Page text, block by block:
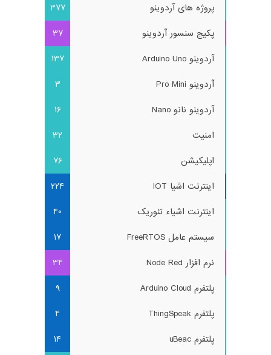
پروژه های آردوینو
377
پکیج سنسور آردوینو
37
آردوینو Arduino Uno
137
آردوینو Pro Mini
3
آردوینو نانو Nano
16
امنیت
32
اپلیکیشن
76
اینترنت اشیا IOT
224
اینترنت اشیاء تئوریک
40
سیستم عامل FreeRTOS
17
نرم افزار Node Red
34
پلتفرم Arduino Cloud
9
پلتفرم ThingSpeak
4
پلتفرم uBeac
14